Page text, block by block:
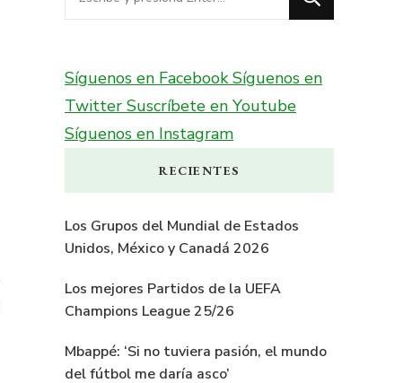
algo?
Síguenos en FacebookSíguenos en
Twitter Suscríbete en Youtube
Síguenos en Instagram
RECIENTES
Los Grupos del Mundial de Estados
Unidos, México y Canadá 2026
Los mejores Partidos de la UEFA
Champions League 25/26
Mbappé: ‘Si no tuviera pasión, el mundo
del fútbol me daría asco’